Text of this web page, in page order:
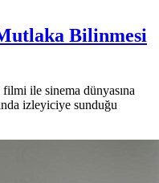
Bilinmesi
ile sinema dünyasına
izleyiciye sunduğu